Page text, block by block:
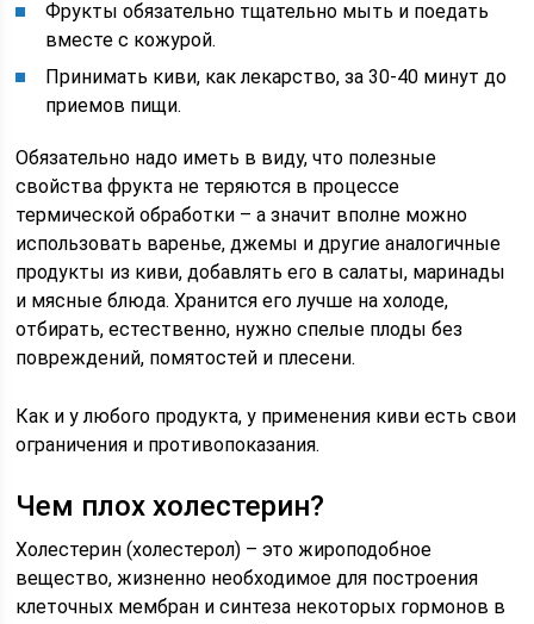
Фрукты обязательно тщательно мыть и поедать
вместе с кожурой.
Принимать киви, как лекарство, за 30-40 минут до
приемов пищи.
Обязательно надо иметь в виду, что полезные
свойства фрукта не теряются в процессе
термической обработки – а значит вполне можно
использовать варенье, джемы и другие аналогичные
продукты из киви, добавлять его в салаты, маринады
и мясные блюда. Хранится его лучше на холоде,
отбирать, естественно, нужно спелые плоды без
повреждений, помятостей и плесени.
Как и у любого продукта, у применения киви есть свои
ограничения и противопоказания.
Чем плох холестерин?
Холестерин (холестерол) – это жироподобное
вещество, жизненно необходимое для построения
клеточных мембран и синтеза некоторых гормонов в